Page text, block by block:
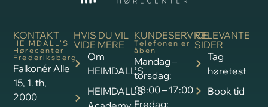
KONTAKT
HEIMDALL’S
Hørecenter
Frederiksberg
Falkonér Alle
15, 1. th,
2000
RELEVANTE
SIDER
Tag
høretest
Book tid
HVIS DU VIL
VIDE MERE
Om
HEIMDALL’S
HEIMDALL’S
KUNDESERVICE
Telefonen er
åben
Mandag –
torsdag:
08:00 – 17:00
Fredag: